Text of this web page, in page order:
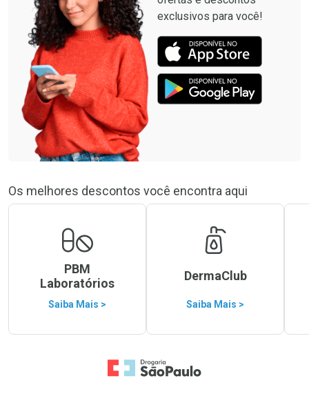
exclusivos para você!
Os melhores descontos você encontra aqui
PBM
Laboratórios
Saiba Mais >
DermaClub
Saiba Mais >
Ir para a Home